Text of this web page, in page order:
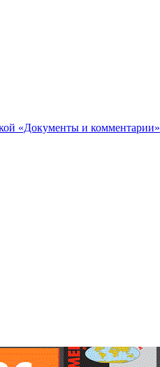
«Документы и комментарии»